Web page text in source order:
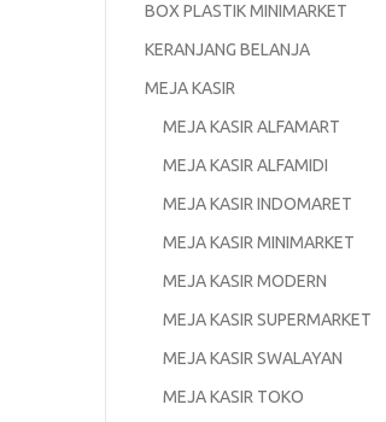
BOX PLASTIK MINIMARKET
KERANJANG BELANJA
MEJA KASIR
MEJA KASIR ALFAMART
MEJA KASIR ALFAMIDI
MEJA KASIR INDOMARET
MEJA KASIR MINIMARKET
MEJA KASIR MODERN
MEJA KASIR SUPERMARKET
MEJA KASIR SWALAYAN
MEJA KASIR TOKO